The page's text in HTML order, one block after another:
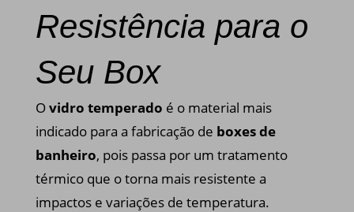
Resistência para o
Seu Box
Ovidro temperado é o material mais
indicado para a fabricação de boxes de
banheiro, pois passa por um tratamento
térmico que o torna mais resistente a
impactos e variações de temperatura.